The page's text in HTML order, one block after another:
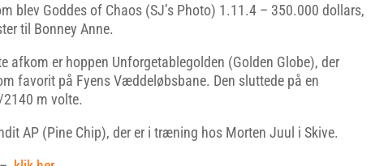
blev Goddes of Chaos (SJ’s Photo) 1.11.4 – 350.000 dollars,
til Bonney Anne.
afkom er hoppen Unforgetablegolden (Golden Globe), der
favorit på Fyens Væddeløbsbane. Den sluttede på en
m volte.
AP (Pine Chip), der er i træning hos Morten Juul i Skive.